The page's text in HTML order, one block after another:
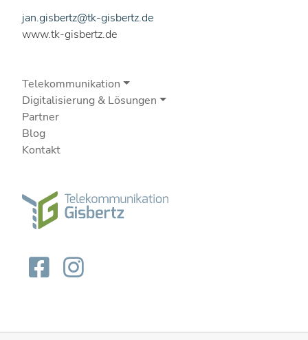
jan.gisbertz@tk-gisbertz.de
www.tk-gisbertz.de
Telekommunikation
Digitalisierung & Lösungen
Partner
Blog
Kontakt